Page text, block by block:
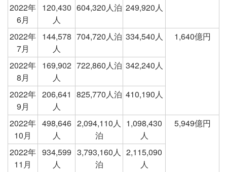
2022年
6月
120,430
人
604,320人泊 249,920人
2022年
7月
144,578
人
704,720人泊 334,540人 1,640億円
2022年
8月
169,902
人
722,860人泊 342,240人
2022年
9月
206,641
人
825,770人泊 410,190人
2022年
10月
498,646
人
2,094,110人
泊
1,098,430
人
5,949億円
2022年
11月
934,599
人
3,793,160人
泊
2,115,090
人